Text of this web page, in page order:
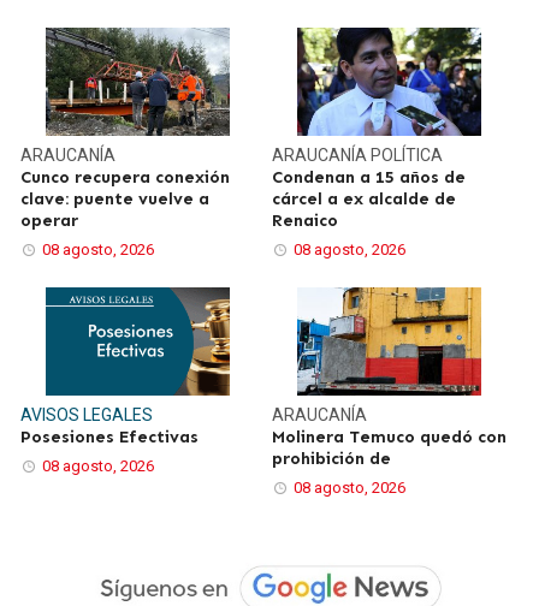
ARAUCANÍA
Cunco recupera conexión
clave: puente vuelve a
operar
08 agosto, 2026
ARAUCANÍA POLÍTICA
Condenan a 15 años de
cárcel a ex alcalde de
Renaico
08 agosto, 2026
AVISOS LEGALES
Posesiones Efectivas
08 agosto, 2026
ARAUCANÍA
Molinera Temuco quedó con
prohibición de
08 agosto, 2026